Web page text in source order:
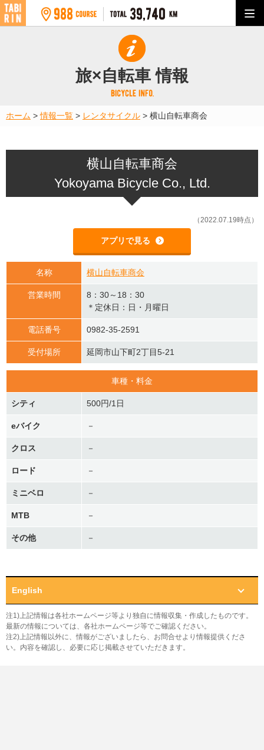
旅×自転車 情報
ホーム >情報一覧 > レンタサイクル > 横山自転車商会
横山自転車商会
Yokoyama Bicycle Co., Ltd.
（2022.07.19時点）
アプリで見る
名称 横山自転車商会
営業時間
8：30～18：30
＊定休日：日・月曜日
電話番号 0982-35-2591
受付場所 延岡市山下町2丁目5-21
車種・料金
シティ 500円/1日
eバイク －
クロス －
ロード －
ミニベロ －
MTB －
その他 －
English
注1)上記情報は各社ホームページ等より独自に情報収集・作成したものです。
最新の情報については、各社ホームページ等でご確認ください。
注2)上記情報以外に、情報がございましたら、お問合せより情報提供くださ
い。内容を確認し、必要に応じ掲載させていただきます。